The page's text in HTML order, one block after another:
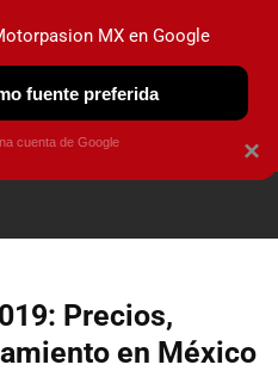
NO CIRCULA
Precios,
en México
×
MX en Google
fuente preferida
cuenta de Google